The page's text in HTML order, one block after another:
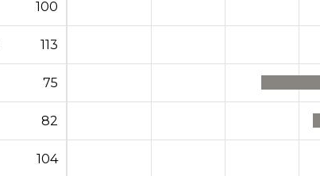
100
113
75
82
104